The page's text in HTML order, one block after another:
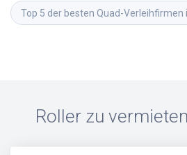
Top 5 der besten Quad-Verleihfirmen
Roller zu vermieten